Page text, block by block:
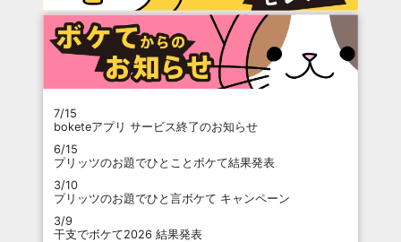
7/15
boketeアプリ サービス終了のお知らせ
6/15
プリッツのお題でひとことボケて結果発表
3/10
プリッツのお題でひと言ボケて キャンペーン
3/9
干支でボケて2026 結果発表